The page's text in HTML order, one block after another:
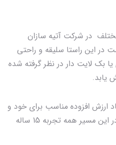
در شرکت آتیه سازان
این راستا سلیقه و راحتی
بک لایت دار در نظر گرفته شده
یابد.
ارزش افزوده مناسب برای خود و
شرکت های تولید کننده آینه و در این مسیر همه تجربه 15 ساله